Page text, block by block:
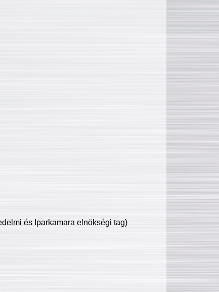
és Iparkamara elnökségi tag)